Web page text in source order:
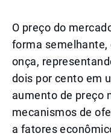
O preço do
forma semelhante,
onça,
dois por cento em
aumento de preço
mecanismos de
a fatores